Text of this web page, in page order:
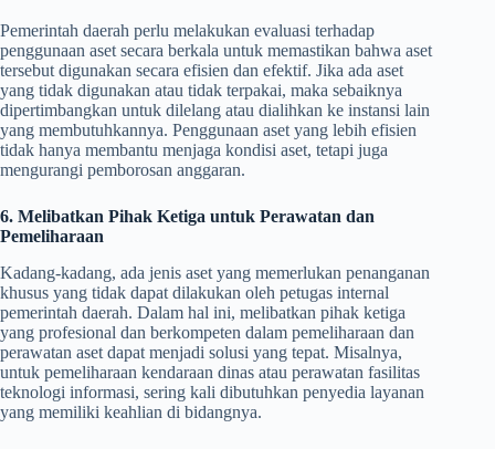
Pemerintah daerah perlu melakukan evaluasi terhadap
penggunaan aset secara berkala untuk memastikan bahwa aset
tersebut digunakan secara efisien dan efektif. Jika ada aset
yang tidak digunakan atau tidak terpakai, maka sebaiknya
dipertimbangkan untuk dilelang atau dialihkan ke instansi lain
yang membutuhkannya. Penggunaan aset yang lebih efisien
tidak hanya membantu menjaga kondisi aset, tetapi juga
mengurangi pemborosan anggaran.
6. Melibatkan Pihak Ketiga untuk Perawatan dan
Pemeliharaan
Kadang-kadang, ada jenis aset yang memerlukan penanganan
khusus yang tidak dapat dilakukan oleh petugas internal
pemerintah daerah. Dalam hal ini, melibatkan pihak ketiga
yang profesional dan berkompeten dalam pemeliharaan dan
perawatan aset dapat menjadi solusi yang tepat. Misalnya,
untuk pemeliharaan kendaraan dinas atau perawatan fasilitas
teknologi informasi, sering kali dibutuhkan penyedia layanan
yang memiliki keahlian di bidangnya.